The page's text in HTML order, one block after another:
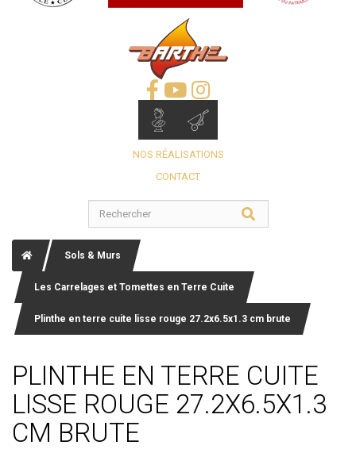
NOS RÉALISATIONS
CONTACT
Sols & Murs
Les Carrelages et Tomettes en Terre Cuite
Plinthe en terre cuite lisse rouge 27.2x6.5x1.3 cm brute
PLINTHE EN TERRE CUITE
LISSE ROUGE 27.2X6.5X1.3
CM BRUTE